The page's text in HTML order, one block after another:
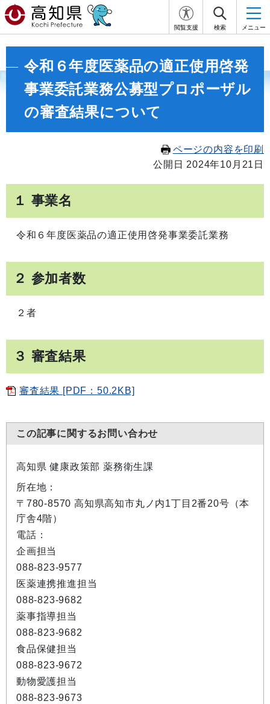
閲覧支援 検索 メニュー
令和６年度医薬品の適正使用啓発
事業委託業務公募型プロポーザル
の審査結果について
ページの内容を印刷
公開日 2024年10月21日
１ 事業名
令和６年度医薬品の適正使用啓発事業委託業務
２ 参加者数
２者
３ 審査結果
審査結果 [PDF：50.2KB]
この記事に関するお問い合わせ
高知県 健康政策部 薬務衛生課
所在地：
〒780-8570 高知県高知市丸ノ内1丁目2番20号（本
庁舎4階）
電話：
企画担当
088-823-9577
医薬連携推進担当
088-823-9682
薬事指導担当
088-823-9682
食品保健担当
088-823-9672
動物愛護担当
088-823-9673